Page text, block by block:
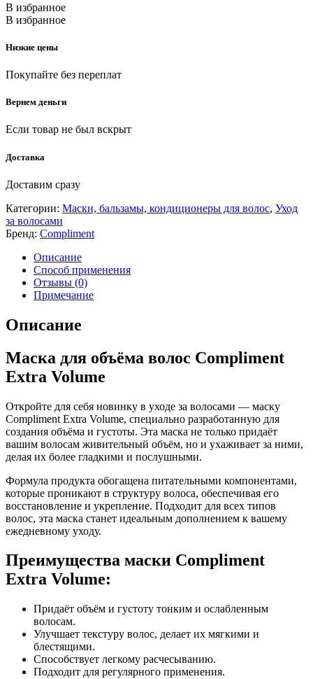
В избранное
В избранное
Низкие цены
Покупайте без переплат
Вернем деньги
Если товар не был вскрыт
Доставка
Доставим сразу
Категории: Маски, бальзамы, кондиционеры для волос, Уход
за волосами
Бренд: Compliment
Описание
Способ применения
Отзывы (0)
Примечание
Описание
Маска для объёма волос Compliment
Extra Volume
Откройте для себя новинку в уходе за волосами — маску
Compliment Extra Volume, специально разработанную для
создания объёма и густоты. Эта маска не только придаёт
вашим волосам живительный объём, но и ухаживает за ними,
делая их более гладкими и послушными.
Формула продукта обогащена питательными компонентами,
которые проникают в структуру волоса, обеспечивая его
восстановление и укрепление. Подходит для всех типов
волос, эта маска станет идеальным дополнением к вашему
ежедневному уходу.
Преимущества маски Compliment
Extra Volume:
Придаёт объём и густоту тонким и ослабленным
волосам.
Улучшает текстуру волос, делает их мягкими и
блестящими.
Способствует легкому расчесыванию.
Подходит для регулярного применения.